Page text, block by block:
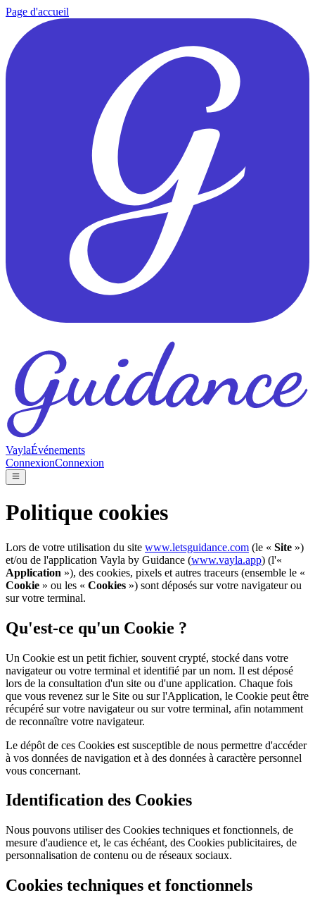
Page d'accueil
VaylaÉvénements
ConnexionConnexion
Politique cookies
Lors de votre utilisation du site www.letsguidance.com (le « Site »)
et/ou de l'application Vayla by Guidance (www.vayla.app) (l'«
Application »), des cookies, pixels et autres traceurs (ensemble le «
Cookie » ou les « Cookies ») sont déposés sur votre navigateur ou
sur votre terminal.
Qu'est-ce qu'un Cookie ?
Un Cookie est un petit fichier, souvent crypté, stocké dans votre
navigateur ou votre terminal et identifié par un nom. Il est déposé
lors de la consultation d'un site ou d'une application. Chaque fois
que vous revenez sur le Site ou sur l'Application, le Cookie peut être
récupéré sur votre navigateur ou sur votre terminal, afin notamment
de reconnaître votre navigateur.
Le dépôt de ces Cookies est susceptible de nous permettre d'accéder
à vos données de navigation et à des données à caractère personnel
vous concernant.
Identification des Cookies
Nous pouvons utiliser des Cookies techniques et fonctionnels, de
mesure d'audience et, le cas échéant, des Cookies publicitaires, de
personnalisation de contenu ou de réseaux sociaux.
Cookies techniques et fonctionnels